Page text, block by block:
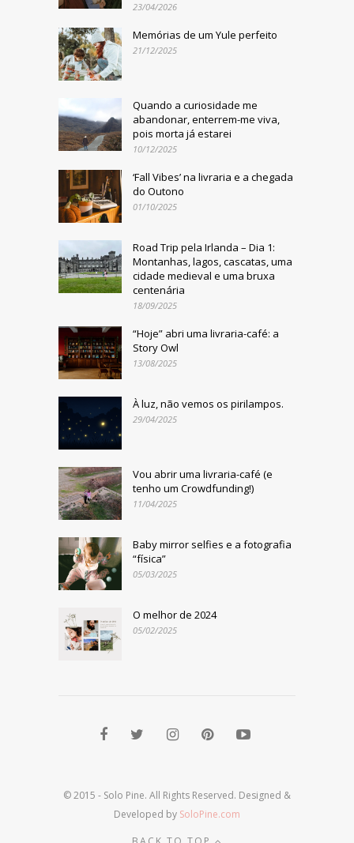
23/04/2026
Memórias de um Yule perfeito
21/12/2025
Quando a curiosidade me
abandonar, enterrem-me viva,
pois morta já estarei
10/12/2025
‘Fall Vibes’ na livraria e a chegada
do Outono
01/10/2025
Road Trip pela Irlanda – Dia 1:
Montanhas, lagos, cascatas, uma
cidade medieval e uma bruxa
centenária
18/09/2025
“Hoje” abri uma livraria-café: a
Story Owl
13/08/2025
À luz, não vemos os pirilampos.
29/04/2025
Vou abrir uma livraria-café (e
tenho um Crowdfunding!)
11/04/2025
Baby mirror selfies e a fotografia
“física”
05/03/2025
O melhor de 2024
05/02/2025
© 2015 - Solo Pine. All Rights Reserved. Designed &
Developed by SoloPine.com